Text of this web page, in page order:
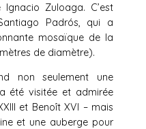
Zuloaga. C’est
Padrós, qui a
mosaïque de la
de diamètre).
non seulement une
été visitée et admirée
et Benoît XVI – mais
et une auberge pour